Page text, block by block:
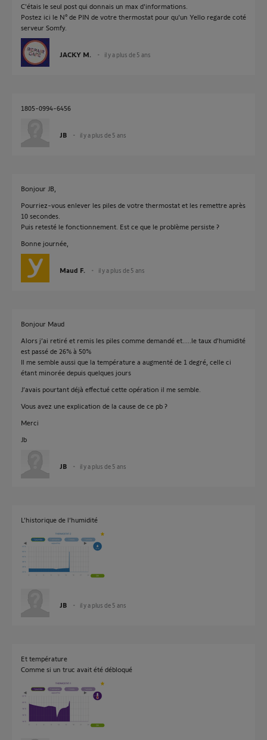
C'étais le seul post qui donnais un max d'informations.
Postez ici le N° de PIN de votre thermostat pour qu'un Yello regarde coté
serveur Somfy.
JACKY M. il y a plus de 5 ans
1805-0994-6456
JB il y a plus de 5 ans
Bonjour JB,
Pourriez-vous enlever les piles de votre thermostat et les remettre après
10 secondes.
Puis retesté le fonctionnement. Est ce que le problème persiste ?
Bonne journée,
Maud F. il y a plus de 5 ans
Bonjour Maud
Alors j’ai retiré et remis les piles comme demandé et.....le taux d’humidité
est passé de 26% à 50%
Il me semble aussi que la température a augmenté de 1 degré, celle ci
étant minorée depuis quelques jours
J’avais pourtant déjà effectué cette opération il me semble.
Vous avez une explication de la cause de ce pb ?
Merci
Jb
JB il y a plus de 5 ans
L’historique de l’humidité
JB il y a plus de 5 ans
Et température
Comme si un truc avait été débloqué